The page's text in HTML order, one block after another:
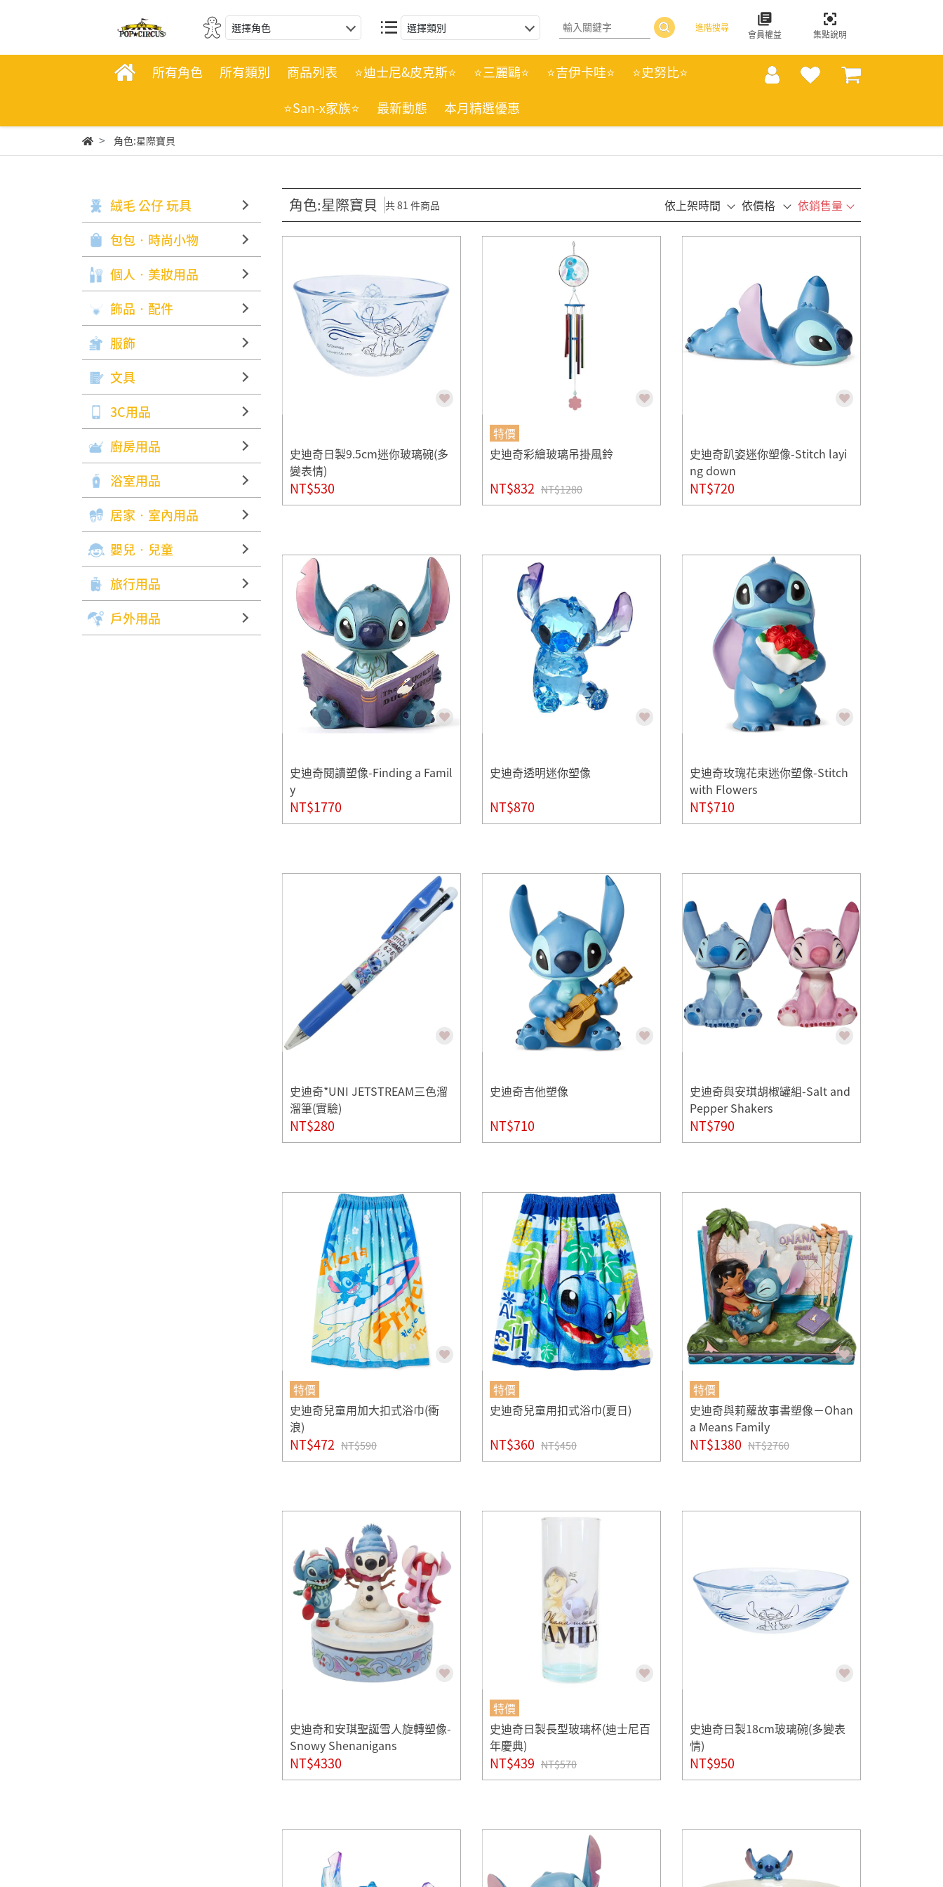
選擇角色 選擇類別 進階搜尋
會員權益 集點說明
所有角色 所有類別 商品列表 ⭐迪士尼&皮克斯⭐ ⭐三麗鷗⭐ ⭐吉伊卡哇⭐
⭐史努比⭐
⭐San-x家族⭐
最新動態 本月精選優惠
角色:星際寶貝
絨毛 公仔 玩具
包包‧時尚小物
個人‧美妝用品
飾品‧配件
服飾
文具
3C用品
廚房用品
浴室用品
居家‧室內用品
嬰兒‧兒童
旅行用品
戶外用品
角色:星際寶貝 共 81 件商品 依上架時間 依價格 依銷售量
史迪奇日製9.5cm迷你玻璃碗(多
變表情)
NT$530
特價
史迪奇彩繪玻璃吊掛風鈴
NT$832 NT$1280
史迪奇趴姿迷你塑像-Stitch layi
ng down
NT$720
史迪奇閱讀塑像-Finding a Famil
y
NT$1770
史迪奇透明迷你塑像
NT$870
史迪奇玫瑰花束迷你塑像-Stitch
with Flowers
NT$710
史迪奇*UNI JETSTREAM三色溜
溜筆(實驗)
NT$280
史迪奇吉他塑像
NT$710
史迪奇與安琪胡椒罐組-Salt and
Pepper Shakers
NT$790
特價
史迪奇兒童用加大扣式浴巾(衝
浪)
NT$472 NT$590
特價
史迪奇兒童用扣式浴巾(夏日)
NT$360 NT$450
特價
史迪奇與莉蘿故事書塑像－Ohan
a Means Family
NT$1380 NT$2760
史迪奇和安琪聖誕雪人旋轉塑像-
Snowy Shenanigans
NT$4330
特價
史迪奇日製長型玻璃杯(迪士尼百
年慶典)
NT$439 NT$570
史迪奇日製18cm玻璃碗(多變表
情)
NT$950